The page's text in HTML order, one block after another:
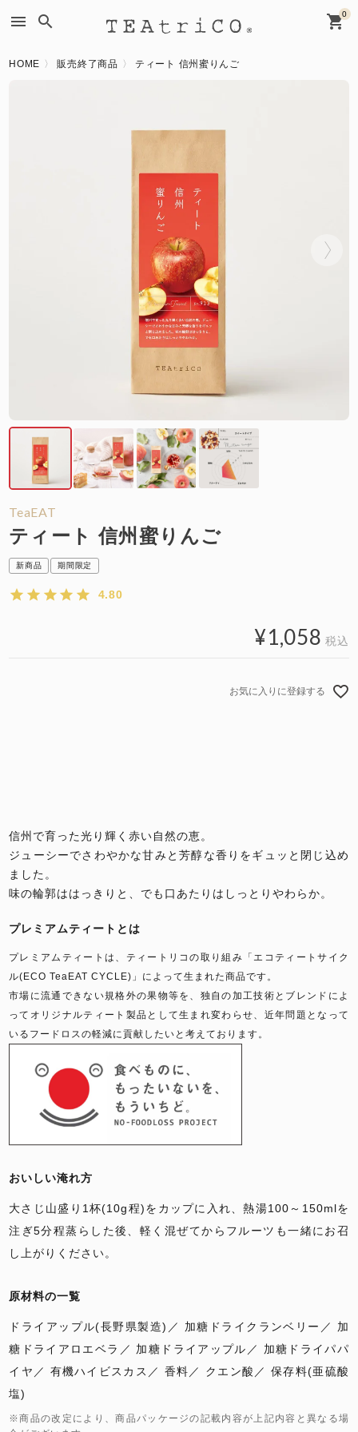
menu search 0
shopping_cart
HOME 販売終了商品 ティート 信州蜜りんご
TeaEAT
ティート 信州蜜りんご
新商品 期間限定
4.80
¥1,058 税込
お気に入りに登録する
信州で育った光り輝く赤い自然の恵。
ジューシーでさわやかな甘みと芳醇な香りをギュッと閉じ込め
ました。
味の輪郭ははっきりと、でも口あたりはしっとりやわらか。
プレミアムティートとは
プレミアムティートは、ティートリコの取り組み「エコティートサイク
ル(ECO TeaEAT CYCLE)」によって生まれた商品です。
市場に流通できない規格外の果物等を、独自の加工技術とブレンドによ
ってオリジナルティート製品として生まれ変わらせ、近年問題となって
いるフードロスの軽減に貢献したいと考えております。
おいしい淹れ方
大さじ山盛り1杯(10g程)をカップに入れ、熱湯100～150mlを
注ぎ5分程蒸らした後、軽く混ぜてからフルーツも一緒にお召
し上がりください。
原材料の一覧
ドライアップル(長野県製造) 加糖ドライクランベリー
加
糖ドライアロエベラ
加糖ドライアップル
加糖ドライパパ
イヤ
有機ハイビスカス 香料 クエン酸
保存料(亜硫酸
塩)
※商品の改定により、商品パッケージの記載内容が上記内容と異なる場